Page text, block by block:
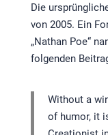
Die
von 2005. Ein
„Nathan Poe“
folgenden
Without a
of humor, it